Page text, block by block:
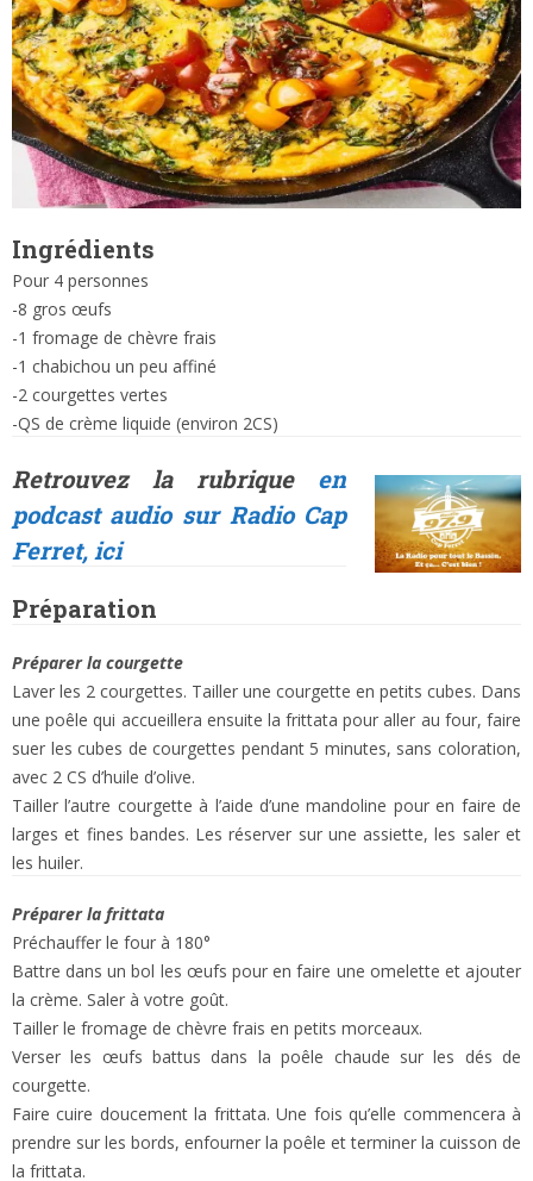
Ingrédients
Pour 4 personnes
-8 gros œufs
-1 fromage de chèvre frais
-1 chabichou un peu affiné
-2 courgettes vertes
-QS de crème liquide (environ 2CS)
Retrouvez la rubrique en
podcast audio sur Radio Cap
Ferret, ici
Préparation
Préparer la courgette
Laver les 2 courgettes. Tailler une courgette en petits cubes. Dans
une poêle qui accueillera ensuite la frittata pour aller au four, faire
suer les cubes de courgettes pendant 5 minutes, sans coloration,
avec 2 CS d’huile d’olive.
Tailler l’autre courgette à l’aide d’une mandoline pour en faire de
larges et fines bandes. Les réserver sur une assiette, les saler et
les huiler.
Préparer la frittata
Préchauffer le four à 180°
Battre dans un bol les œufs pour en faire une omelette et ajouter
la crème. Saler à votre goût.
Tailler le fromage de chèvre frais en petits morceaux.
Verser les œufs battus dans la poêle chaude sur les dés de
courgette.
Faire cuire doucement la frittata. Une fois qu’elle commencera à
prendre sur les bords, enfourner la poêle et terminer la cuisson de
la frittata.